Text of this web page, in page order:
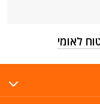
לאומי